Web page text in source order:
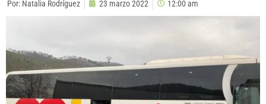
Por: Natalia Rodríguez 23 marzo 2022 12:00 am